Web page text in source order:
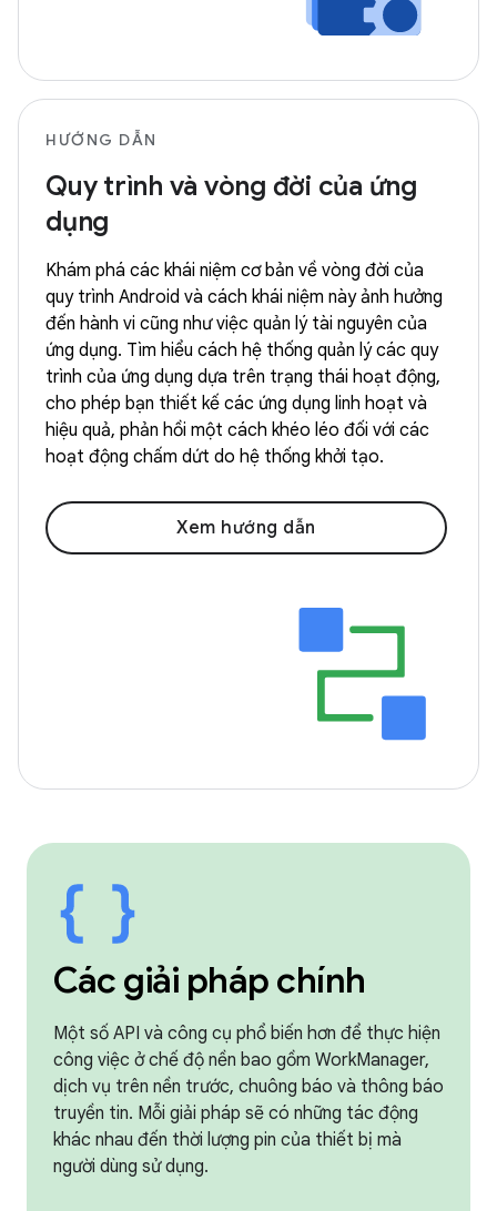
HƯỚNG DẪN
Quy trình và vòng đời của ứng
dụng
Khám phá các khái niệm cơ bản về vòng đời của
quy trình Android và cách khái niệm này ảnh hưởng
đến hành vi cũng như việc quản lý tài nguyên của
ứng dụng. Tìm hiểu cách hệ thống quản lý các quy
trình của ứng dụng dựa trên trạng thái hoạt động,
cho phép bạn thiết kế các ứng dụng linh hoạt và
hiệu quả, phản hồi một cách khéo léo đối với các
hoạt động chấm dứt do hệ thống khởi tạo.
Xem hướng dẫn
Các giải pháp chính
Một số API và công cụ phổ biến hơn để thực hiện
công việc ở chế độ nền bao gồm WorkManager,
dịch vụ trên nền trước, chuông báo và thông báo
truyền tin. Mỗi giải pháp sẽ có những tác động
khác nhau đến thời lượng pin của thiết bị mà
người dùng sử dụng.